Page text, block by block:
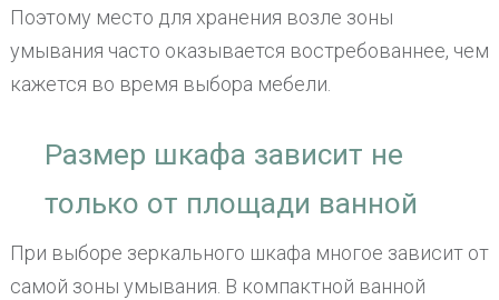
Поэтому место для хранения возле зоны
умывания часто оказывается востребованнее, чем
кажется во время выбора мебели.
Размер шкафа зависит не
только от площади ванной
При выборе зеркального шкафа многое зависит от
самой зоны умывания. В компактной ванной